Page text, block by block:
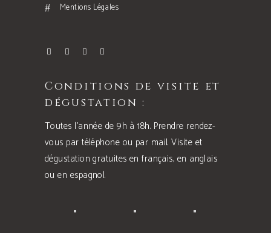
Mentions Légales
Conditions de visite et
dégustation :
Toutes l’année de 9h à 18h. Prendre rendez-
vous par téléphone ou par mail. Visite et
dégustation gratuites en français, en anglais
ou en espagnol.